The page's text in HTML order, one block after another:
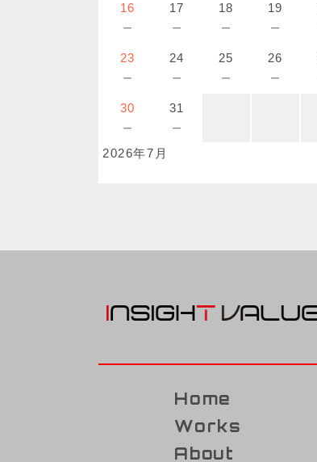
16
－
17
－
18
－
19
－
23
－
24
－
25
－
26
－
30
－
31
－
2026年7月
Home
Works
About